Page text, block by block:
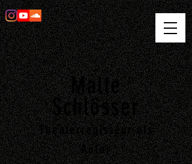
Malte
Schlösser
Theaterregisseur als
Autor